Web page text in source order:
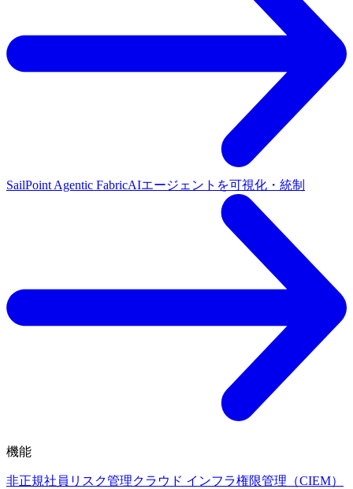
SailPoint Agentic FabricAIエージェントを可視化・統制
機能
非正規社員リスク管理クラウド インフラ権限管理（CIEM）